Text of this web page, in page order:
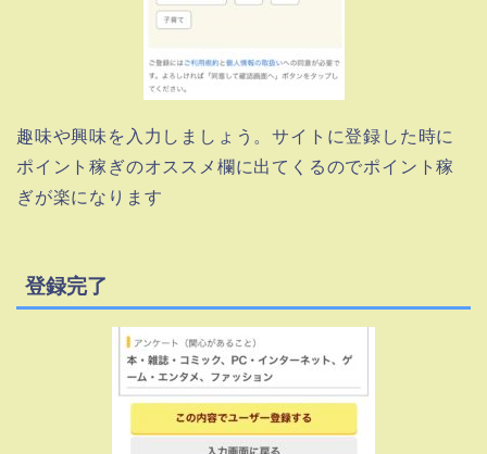
趣味や興味を入力しましょう。サイトに登録した時に
ポイント稼ぎのオススメ欄に出てくるのでポイント稼
ぎが楽になります
登録完了